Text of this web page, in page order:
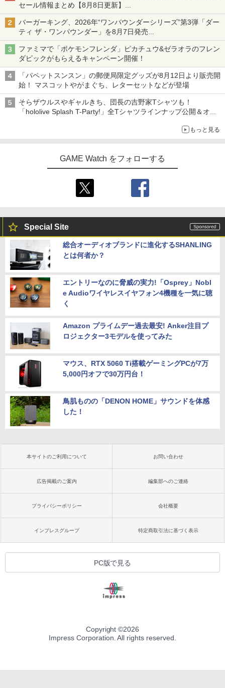
セール情報まとめ【8月8日更新】
ニンテンドーeショップでは「大神 絶景版」が67%オフで990円
バーガーキング、2026年“ワンパウンダーシリーズ”第3弾「ダー
ティ ザ・ワンパウンダー」を8月7日発売
「特製ガーリックマヨソース」を使用した超大型チーズバーガー
ファミマで「ポケモンフレンダ」ピカチュウ&ゼラオラのフレン
ダピックがもらえるキャンペーン開催！
「パペットスンスン」の郵便局限定グッズが8月12日より販売開
始！ マスコットやがまぐち、レターセットなどが登場
そらザウルスやギャルきち、団長の吉野家Tシャツも！
「hololive Splash T-Party!」全Tシャツラインナップ公開＆オン
もっと見る
GAME Watch をフォローする
Special Site
総合オーディオブランドに進化するSHANLING
とは何者か？
エントリーなのに脅威の実力!「Osprey」Nobl
e Audioワイヤレスイヤフォン4機種を一気に聴
く
Amazon プライムデー過去最安! Anker注目プ
ロジェクター3モデルを使ってみた
マウス、RTX 5060 Ti搭載ゲーミングPCが7万
5,000円オフで30万円台！
鳥肌ものの「DENON HOME」サウンドを体感
した！
本サイトのご利用について お問い合わせ
広告掲載のご案内 編集部へのご連絡
プライバシーポリシー 会社概要
インプレスグループ 特定商取引法に基づく表示
PC版で見る
Copyright ©2026
Impress Corporation. All rights reserved.